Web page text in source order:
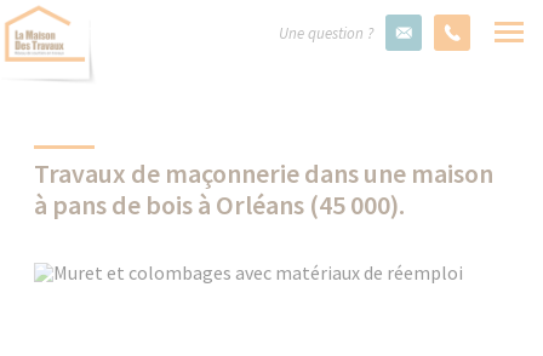
Une question ?
Travaux de maçonnerie dans une maison
à pans de bois à Orléans (45 000).